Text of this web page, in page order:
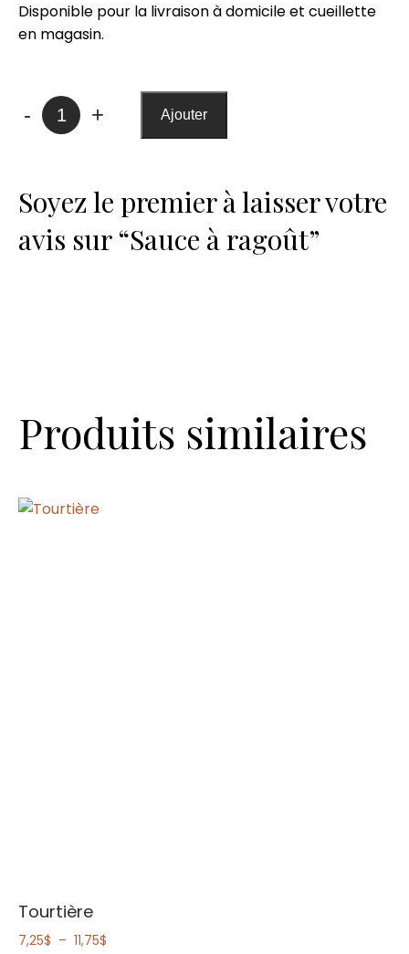
Disponible pour la livraison à domicile et cueillette
en magasin.
- quantité
de
ragoût
+ Ajouter
Soyez le premier à laisser votre
avis sur “Sauce à ragoût”
Produits similaires
Tourtière
7,25$ – 11,75$